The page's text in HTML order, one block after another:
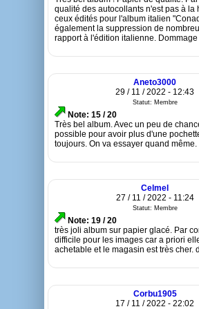
qualité des autocollants n'est pas à la
ceux édités pour l'album italien
également la suppression de
rapport à l'édition italienne. Dommage
Aneto3000
29 / 11 / 2022 - 12:43
Statut: Membre
Note: 15 / 20
Très bel album. Avec un peu de
possible pour avoir plus d'une
toujours. On va essayer quand même.
Celmel
27 / 11 / 2022 - 11:24
Statut: Membre
Note: 19 / 20
très joli album sur papier glacé. Par
difficile pour les images car a priori
achetable et le magasin est très cher.
Corbu1905
17 / 11 / 2022 - 22:02